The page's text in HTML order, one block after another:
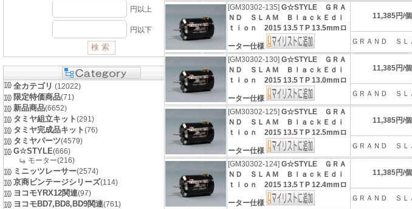
円以上
円以下
全カテゴリ (12022)
限定特価商品(71)
新品商品(6652)
タミヤ組立キット(291)
タミヤ完成品キット(76)
タミヤパーツ(4579)
G☆STYLE(666)
モーター(216)
ミニッツレーサー(2574)
京商ビンテージシリーズ(114)
ヨコモYRX12関連(97)
ヨコモBD7,BD8,BD9関連(761)
[GM30302-135] G☆STYLE ＧＲＡ
ＮＤ ＳＬＡＭ ＢｌａｃｋＥｄｉ
ｔｉｏｎ 2015 13.5ＴP 13.5mmロ
ーター仕様
11,385円/個
ＧＲＡＮＤ ＳＬ
[GM30302-130] G☆STYLE ＧＲＡ
ＮＤ ＳＬＡＭ ＢｌａｃｋＥｄｉ
ｔｉｏｎ 2015 13.5ＴP 13.0mmロ
ーター仕様
11,385円/個
ＧＲＡＮＤ ＳＬ
[GM30302-125] G☆STYLE ＧＲＡ
ＮＤ ＳＬＡＭ ＢｌａｃｋＥｄｉ
ｔｉｏｎ 2015 13.5ＴP 12.5mmロ
ーター仕様
11,385円/個
ＧＲＡＮＤ ＳＬ
[GM30302-124] G☆STYLE ＧＲＡ
ＮＤ ＳＬＡＭ ＢｌａｃｋＥｄｉ
ｔｉｏｎ 2015 13.5ＴP 12.4mmロ
ーター仕様
11,385円/個
ＧＲＡＮＤ ＳＬ